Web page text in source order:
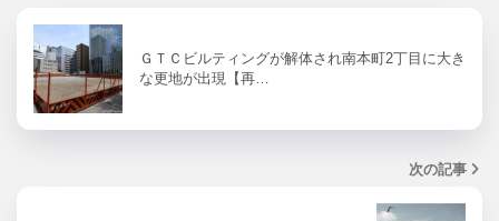
ＧＴＣビルティングが解体され南本町2丁目に大き
な更地が出現【再…
次の記事